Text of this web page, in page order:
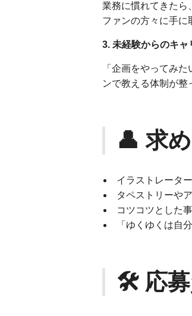
業務に慣れてきたら
ファンの方々に手に
3. 未経験からのキャ
「企画をやってみ
ンで教える体制が整
👤 求
イラストレータ
タペストリーや
コツコツとした
「ゆくゆくは自
🛠 応